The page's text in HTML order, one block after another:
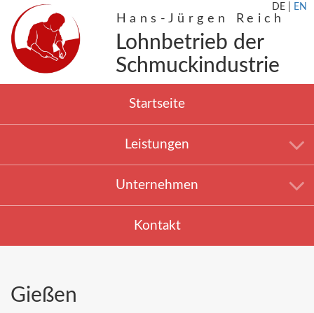
DE EN
Hans-Jürgen Reich
Lohnbetrieb der
Schmuckindustrie
Startseite
Leistungen
Unternehmen
Kontakt
Gießen